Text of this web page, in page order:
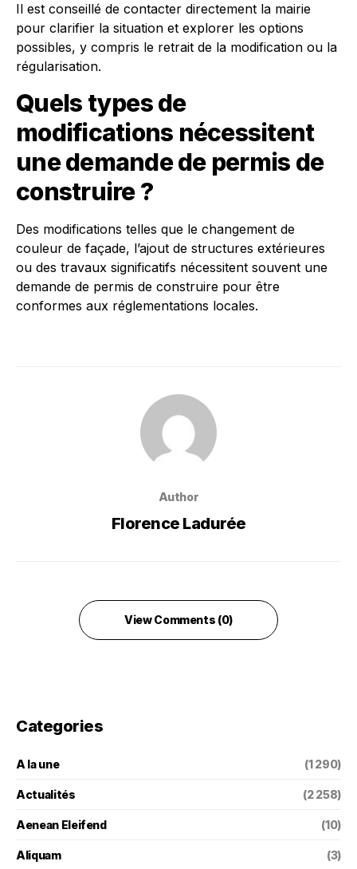
Il est conseillé de contacter directement la mairie
pour clarifier la situation et explorer les options
possibles, y compris le retrait de la modification ou la
régularisation.
Quels types de
modifications nécessitent
une demande de permis de
construire ?
Des modifications telles que le changement de
couleur de façade, l’ajout de structures extérieures
ou des travaux significatifs nécessitent souvent une
demande de permis de construire pour être
conformes aux réglementations locales.
Author
Florence Ladurée
View Comments (0)
Categories
A la une (1 290)
Actualités (2 258)
Aenean Eleifend (10)
Aliquam (3)